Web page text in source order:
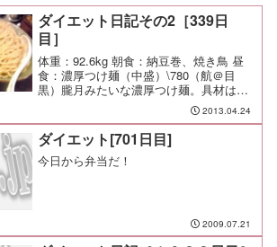
ダイエット日記その2［339日
目］
体重：92.6kg 朝食：納豆巻、焼き鳥 昼
食：濃厚つけ麺（中盛）\780（航＠目
黒）朧月みたいな濃厚つけ麺。具材は少
な目、味はこちらの方が魚介の風味が強
めかな。 夕食：異業種交流会＠ブルック
リンダイナー 間食： 運動：Jog-
6km/35...
2013.04.24
ダイエット[701日目]
今日から弁当だ！
2009.07.21